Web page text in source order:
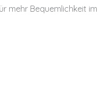
mehr Bequemlichkeit im